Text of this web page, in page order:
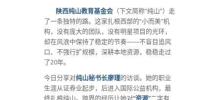
陕西纯山教育基金会 （下文简称“纯山”）走
了一条独特的路。这家扎根西部的“小而美”机
构，没有庞大的团队，没有明星项目的光环，
却在风浪中保持了稳定的节奏——不盲目追风
口、不强行扩规模，深耕本地资源，稳稳走过
了20年。
今日分享对纯山秘书长廖瑾的访谈。她的职业
生涯从证券业起步，后进入国际公益机构，最
终扎根纯山。跨界的经历让她对“资源”二字有